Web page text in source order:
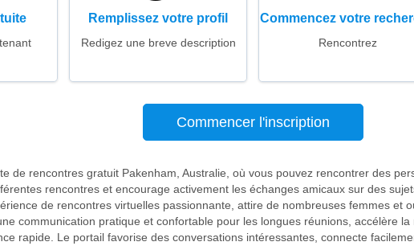
Remplissez votre profil
Redigez une breve description
Commencez votre
Rencontrez
Commencer l'inscription
de rencontres gratuit Pakenham, Australie, où vous pouvez rencontrer des
rencontres et encourage activement les échanges amicaux sur des
de rencontres virtuelles passionnante, attire de nombreuses femmes et
communication pratique et confortable pour les longues réunions, accélère
rapide. Le portail favorise des conversations intéressantes, connecte